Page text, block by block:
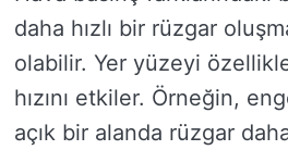
daha hızlı bir rüzgar
olabilir. Yer yüzeyi
hızını etkiler. Örneğin,
açık bir alanda rüzgar